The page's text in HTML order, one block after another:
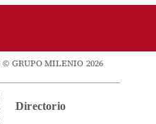
© GRUPO MILENIO 2026
Directorio